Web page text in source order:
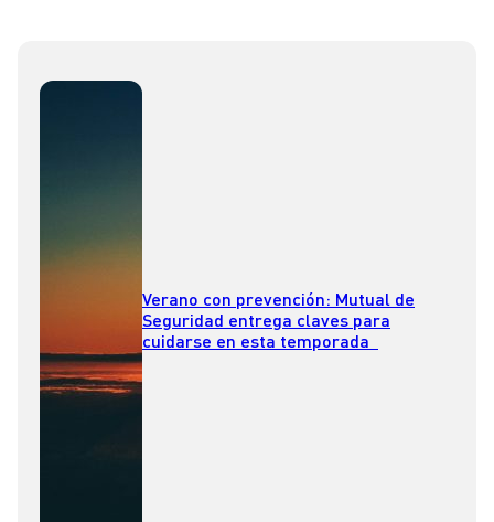
Verano con prevención: Mutual de
Seguridad entrega claves para